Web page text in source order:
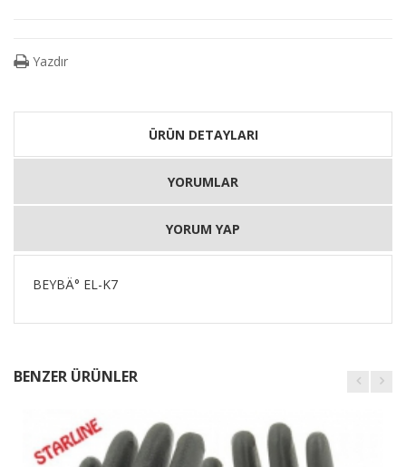
Yazdır
ÜRÜN DETAYLARI
YORUMLAR
YORUM YAP
BEYBÄ° EL-K7
BENZER ÜRÜNLER